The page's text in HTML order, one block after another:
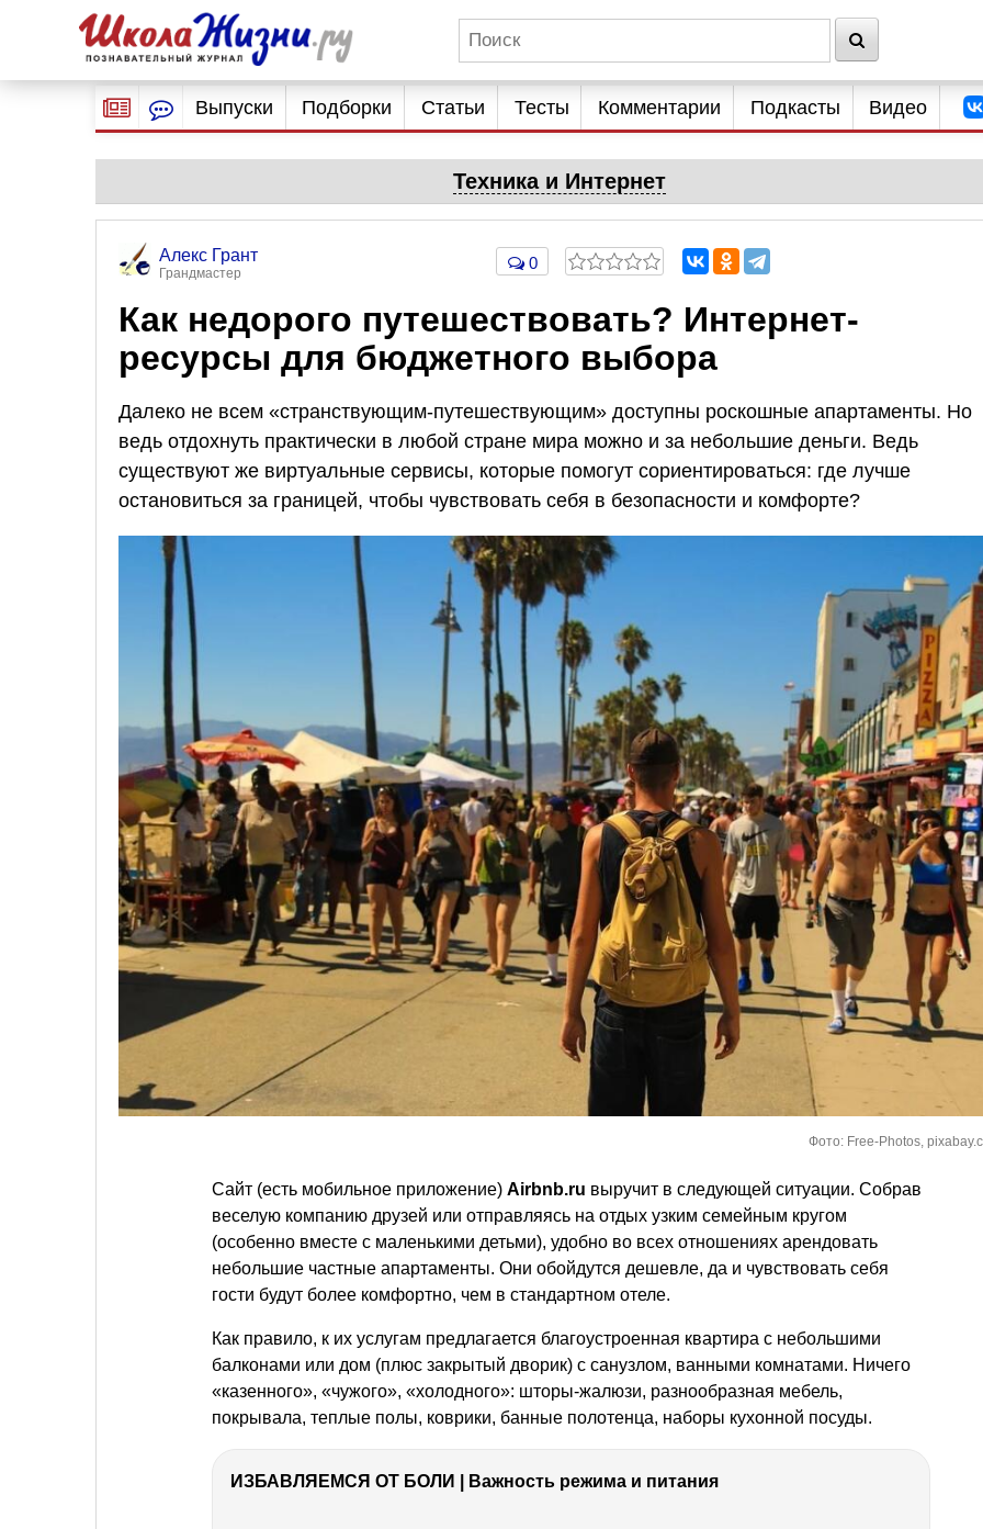
Выпуски Подборки Статьи Тесты Комментарии Подкасты Видео
Техника и Интернет
Алекс Грант
Грандмастер
0
Как недорого путешествовать? Интернет-
ресурсы для бюджетного выбора
Далеко не всем «странствующим-путешествующим» доступны роскошные апартаменты. Но
ведь отдохнуть практически в любой стране мира можно и за небольшие деньги. Ведь
существуют же виртуальные сервисы, которые помогут сориентироваться: где лучше
остановиться за границей, чтобы чувствовать себя в безопасности и комфорте?
Фото: Free-Photos,
Сайт (есть мобильное приложение) Airbnb.ru выручит в следующей ситуации. Собрав
веселую компанию друзей или отправляясь на отдых узким семейным кругом
(особенно вместе с маленькими детьми), удобно во всех отношениях арендовать
небольшие частные апартаменты. Они обойдутся дешевле, да и чувствовать себя
гости будут более комфортно, чем в стандартном отеле.
Как правило, к их услугам предлагается благоустроенная квартира с небольшими
балконами или дом (плюс закрытый дворик) с санузлом, ванными комнатами. Ничего
«казенного», «чужого», «холодного»: шторы-жалюзи, разнообразная мебель,
покрывала, теплые полы, коврики, банные полотенца, наборы кухонной посуды.
ИЗБАВЛЯЕМСЯ ОТ БОЛИ | Важность режима и питания